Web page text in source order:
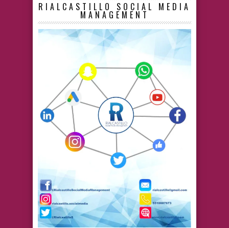
RIALCASTILLO SOCIAL MEDIA
MANAGEMENT